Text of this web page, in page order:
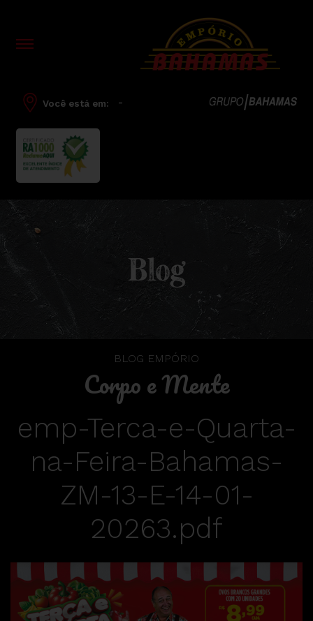
Você está em: -
Blog
BLOG EMPÓRIO
Corpo e Mente
emp-Terca-e-Quarta-
na-Feira-Bahamas-
ZM-13-E-14-01-
20263.pdf